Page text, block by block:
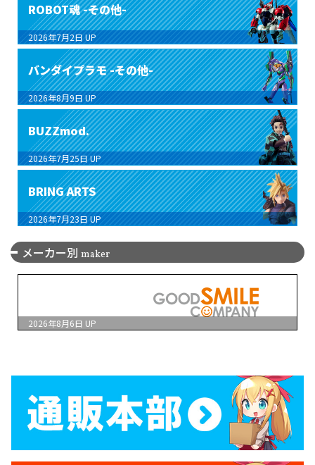
ROBOT魂 -その他-
2026年7月2日 UP
バンダイプラモ -その他-
2026年8月9日 UP
BUZZmod.
2026年7月25日 UP
BRING ARTS
2026年7月23日 UP
メーカー別 maker
2026年8月6日 UP